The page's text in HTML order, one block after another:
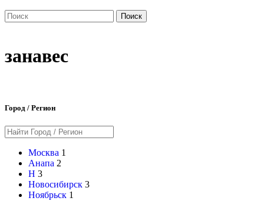
Поиск
занавес
Город / Регион
Москва 1
Анапа 2
Н 3
Новосибирск 3
Ноябрьск 1